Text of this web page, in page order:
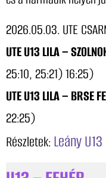
2026.05.03. UTE
UTE U13 LILA –
25:10, 25:21) 16:25)
UTE U13 LILA – BRSE
22:25)
Részletek: Leány